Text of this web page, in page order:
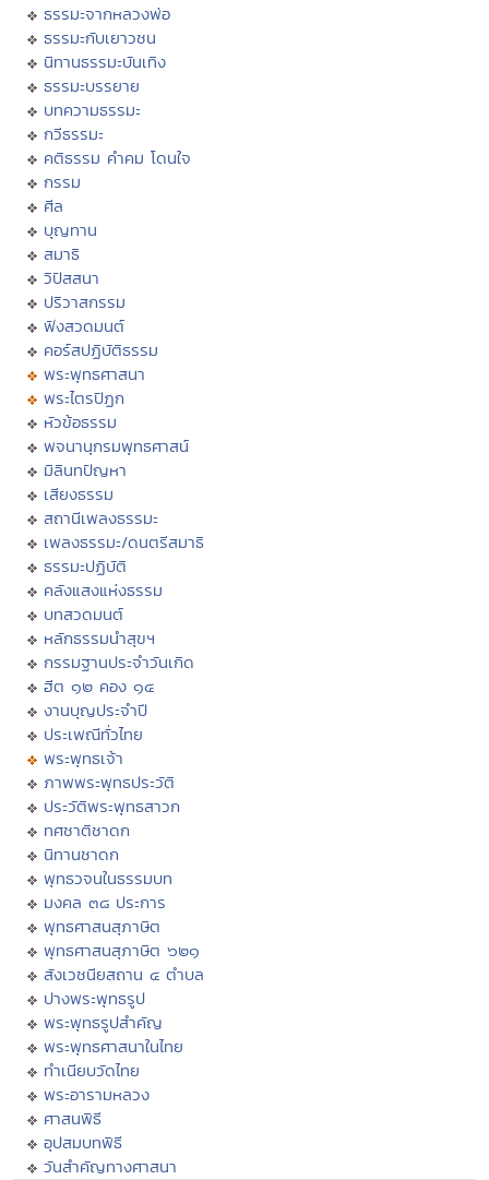
ธรรมะจากหลวงพ่อ
ธรรมะกับเยาวชน
นิทานธรรมะบันเทิง
ธรรมะบรรยาย
บทความธรรมะ
กวีธรรมะ
คติธรรม คำคม โดนใจ
กรรม
ศีล
บุญทาน
สมาธิ
วิปัสสนา
ปริวาสกรรม
ฟังสวดมนต์
คอร์สปฏิบัติธรรม
พระพุทธศาสนา
พระไตรปิฏก
หัวข้อธรรม
พจนานุกรมพุทธศาสน์
มิลินทปัญหา
เสียงธรรม
สถานีเพลงธรรมะ
เพลงธรรมะ/ดนตรีสมาธิ
ธรรมะปฏิบัติ
คลังแสงแห่งธรรม
บทสวดมนต์
หลักธรรมนำสุขฯ
กรรมฐานประจำวันเกิด
ฮีต ๑๒ คอง ๑๔
งานบุญประจำปี
ประเพณีทั่วไทย
พระพุทธเจ้า
ภาพพระพุทธประวัติ
ประวัติพระพุทธสาวก
ทศชาติชาดก
นิทานชาดก
พุทธวจนในธรรมบท
มงคล ๓๘ ประการ
พุทธศาสนสุภาษิต
พุทธศาสนสุภาษิต ๖๒๑
สังเวชนียสถาน ๔ ตำบล
ปางพระพุทธรูป
พระพุทธรูปสำคัญ
พระพุทธศาสนาในไทย
ทำเนียบวัดไทย
พระอารามหลวง
ศาสนพิธี
อุปสมบทพิธี
วันสำคัญทางศาสนา